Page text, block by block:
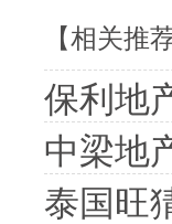
【相关推
保利地
中梁地
泰国旺